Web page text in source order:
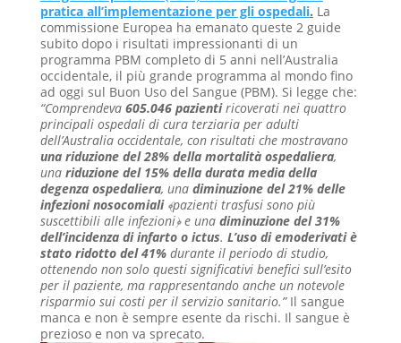
pratica all’implementazione per gli ospedali. La
commissione Europea ha emanato queste 2 guide
subito dopo i risultati impressionanti di un
programma PBM completo di 5 anni nell’Australia
occidentale, il più grande programma al mondo fino
ad oggi sul Buon Uso del Sangue (PBM). Si legge che:
“Comprendeva 605.046 pazientiricoverati nei quattro
principali ospedali di cura terziaria per adulti
dell’Australia occidentale, con risultati che mostravano
una riduzione del 28% della mortalità ospedaliera,
una riduzione del 15% della durata media della
degenza ospedaliera, una diminuzione del 21% delle
infezioni nosocomiali﴾pazienti trasfusi sono più
suscettibili alle infezioni﴿ e una diminuzione del 31%
dell’incidenza di infarto o ictus. L’uso di emoderivati è
stato ridotto del 41% durante il periodo di studio,
ottenendo non solo questi significativi benefici sull’esito
per il paziente, ma rappresentando anche un notevole
risparmio sui costi per il servizio sanitario.”Il sangue
manca e non è sempre esente da rischi. Il sangue è
prezioso e non va sprecato.